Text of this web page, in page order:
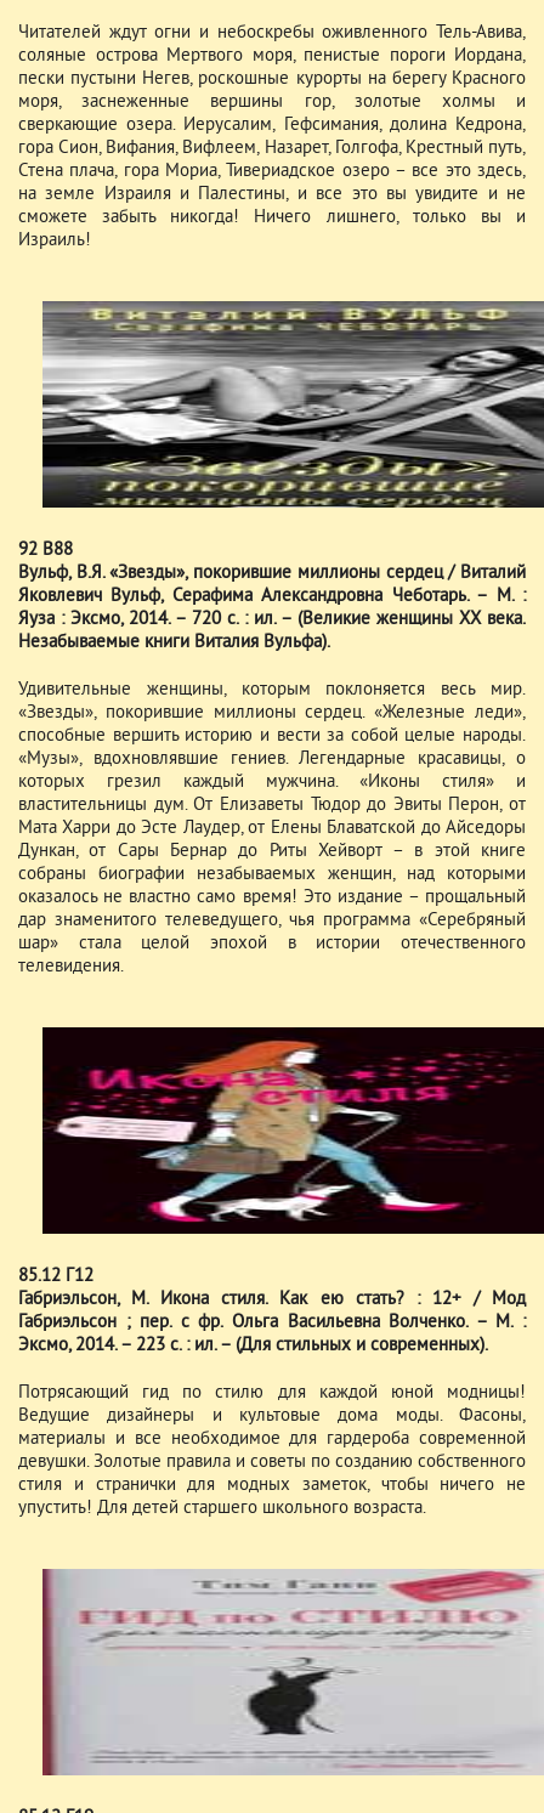
Читателей ждут огни и небоскребы оживленного Тель-Авива,
соляные острова Мертвого моря, пенистые пороги Иордана,
пески пустыни Негев, роскошные курорты на берегу Красного
моря, заснеженные вершины гор, золотые холмы и
сверкающие озера. Иерусалим, Гефсимания, долина Кедрона,
гора Сион, Вифания, Вифлеем, Назарет, Голгофа, Крестный путь,
Стена плача, гора Мориа, Тивериадское озеро – все это здесь,
на земле Израиля и Палестины, и все это вы увидите и не
сможете забыть никогда! Ничего лишнего, только вы и
Израиль!
92 В88
Вульф, В.Я. «Звезды», покорившие миллионы сердец / Виталий
Яковлевич Вульф, Серафима Александровна Чеботарь. – М. :
Яуза : Эксмо, 2014. – 720 с. : ил. – (Великие женщины XX века.
Незабываемые книги Виталия Вульфа).
Удивительные женщины, которым поклоняется весь мир.
«Звезды», покорившие миллионы сердец. «Железные леди»,
способные вершить историю и вести за собой целые народы.
«Музы», вдохновлявшие гениев. Легендарные красавицы, о
которых грезил каждый мужчина. «Иконы стиля» и
властительницы дум. От Елизаветы Тюдор до Эвиты Перон, от
Мата Харри до Эсте Лаудер, от Елены Блаватской до Айседоры
Дункан, от Сары Бернар до Риты Хейворт – в этой книге
собраны биографии незабываемых женщин, над которыми
оказалось не властно само время! Это издание – прощальный
дар знаменитого телеведущего, чья программа «Серебряный
шар» стала целой эпохой в истории отечественного
телевидения.
85.12 Г12
Габриэльсон, М. Икона стиля. Как ею стать? : 12+ / Мод
Габриэльсон ; пер. с фр. Ольга Васильевна Волченко. – М. :
Эксмо, 2014. – 223 с. : ил. – (Для стильных и современных).
Потрясающий гид по стилю для каждой юной модницы!
Ведущие дизайнеры и культовые дома моды. Фасоны,
материалы и все необходимое для гардероба современной
девушки. Золотые правила и советы по созданию собственного
стиля и странички для модных заметок, чтобы ничего не
упустить! Для детей старшего школьного возраста.